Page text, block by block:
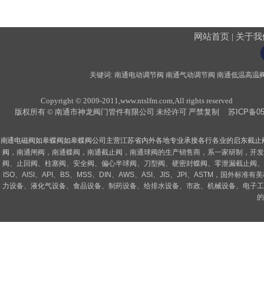
南通电磁阀如皋蝶阀如皋蝶阀公司主营江苏省内外各地专业承接各行各业的 启东截止
阀 ， 南通闸阀，南通蝶阀，南通截止阀，南通球阀的生产销售商，系一家研制，开
阀、止回阀、柱塞阀、安全阀、偏心半球阀、刀型阀、硬密封蝶阀、零泄漏截止
ISO、AISI、API、BS、MSS、DIN、AWS、ASI、JIS、JPI、ASTM，国外标准
力设备、液化气设备、食品设备、制药设备、给排水设备、市政、机械设备、电
关键词:南通电动调节阀 南通气动调节阀 南通低温高温
Copyright © 2009-2011,www.ntslfm.com,All rights reserved
版权所有 © 南通市神龙阀门管件有限公司 未经许可 严禁复制 苏ICP备
网站首页 | 关于我